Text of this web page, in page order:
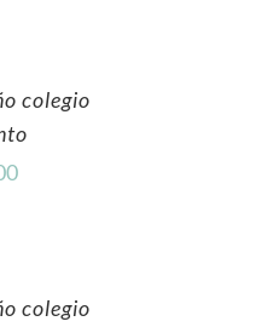
colegio
colegio